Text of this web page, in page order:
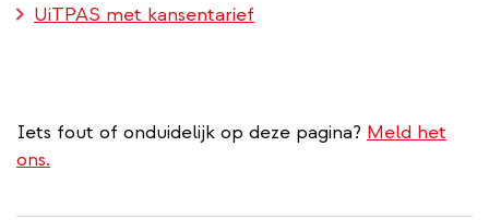
UiTPAS met kansentarief
Iets fout of onduidelijk op deze pagina? Meld het
ons.